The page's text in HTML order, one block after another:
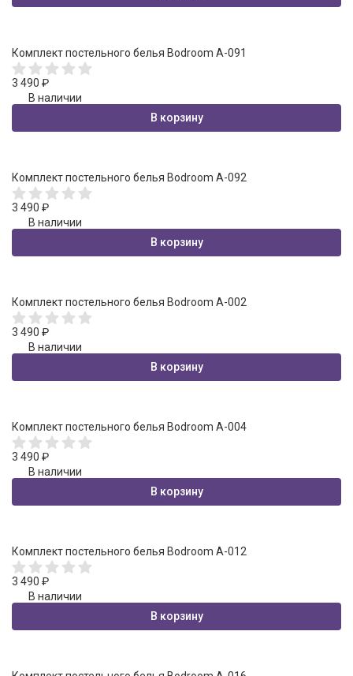
Комплект постельного белья Bodroom A-091
3 490 ₽
В наличии
В корзину
Комплект постельного белья Bodroom A-092
3 490 ₽
В наличии
В корзину
Комплект постельного белья Bodroom A-002
3 490 ₽
В наличии
В корзину
Комплект постельного белья Bodroom A-004
3 490 ₽
В наличии
В корзину
Комплект постельного белья Bodroom A-012
3 490 ₽
В наличии
В корзину